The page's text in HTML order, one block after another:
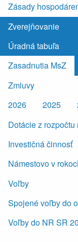
Zásady
Zverejňovanie
Úradná tabuľa
Zasadnutia MsZ
Zmluvy
2026
2025
Dotácie z rozpočtu
Investičná činnosť
Námestovo v
Voľby
Spojené voľby do
Voľby do NR SR